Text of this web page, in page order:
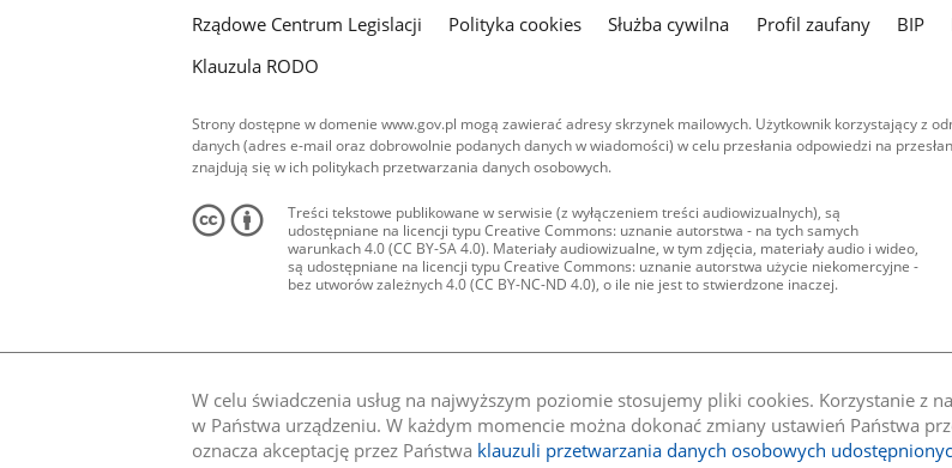
W celu świadczenia usług na najwyższym poziomie stosujemy pliki cookies. Korzystanie z
w Państwa urządzeniu. W każdym momencie można dokonać zmiany ustawień Państwa
oznacza akceptację przez Państwa klauzuli przetwarzania danych osobowych
Rządowe Centrum Legislacji Polityka cookies Służba cywilna Profil zaufany BIP
Klauzula RODO
Strony dostępne w domenie www.gov.pl mogą zawierać adresy skrzynek mailowych. Użytkownik korzystający z
danych (adres e-mail oraz dobrowolnie podanych danych w wiadomości) w celu przesłania odpowiedzi na
znajdują się w ich politykach przetwarzania danych osobowych.
Treści tekstowe publikowane w serwisie (z wyłączeniem treści audiowizualnych), są
udostępniane na licencji typu Creative Commons: uznanie autorstwa - na tych samych
warunkach 4.0 (CC BY-SA 4.0). Materiały audiowizualne, w tym zdjęcia, materiały audio i wideo,
są udostępniane na licencji typu Creative Commons: uznanie autorstwa użycie niekomercyjne -
bez utworów zależnych 4.0 (CC BY-NC-ND 4.0), o ile nie jest to stwierdzone inaczej.